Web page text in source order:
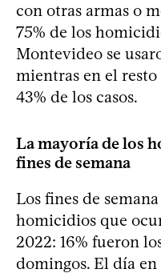
con otras armas o
75% de los
Montevideo se
mientras en el
43% de los casos.
La mayoría de los
fines de semana
Los fines de
homicidios que
2022: 16% fueron
domingos. El día